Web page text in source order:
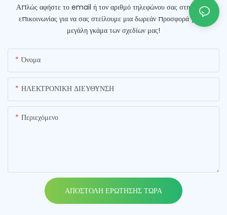
Απλώς αφήστε το email ή τον αριθμό τηλεφώνου σας στη φόρμα
επικοινωνίας για να σας στείλουμε μια δωρεάν προσφορά για τη
μεγάλη γκάμα των σχεδίων μας!
Όνομα
ΗΛΕΚΤΡΟΝΙΚΗ ΔΙΕΥΘΥΝΣΗ
Περιεχόμενο
ΑΠΟΣΤΟΛΉ ΕΡΏΤΗΣΗΣ ΤΏΡΑ